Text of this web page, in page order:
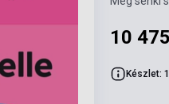
10
Készlet: